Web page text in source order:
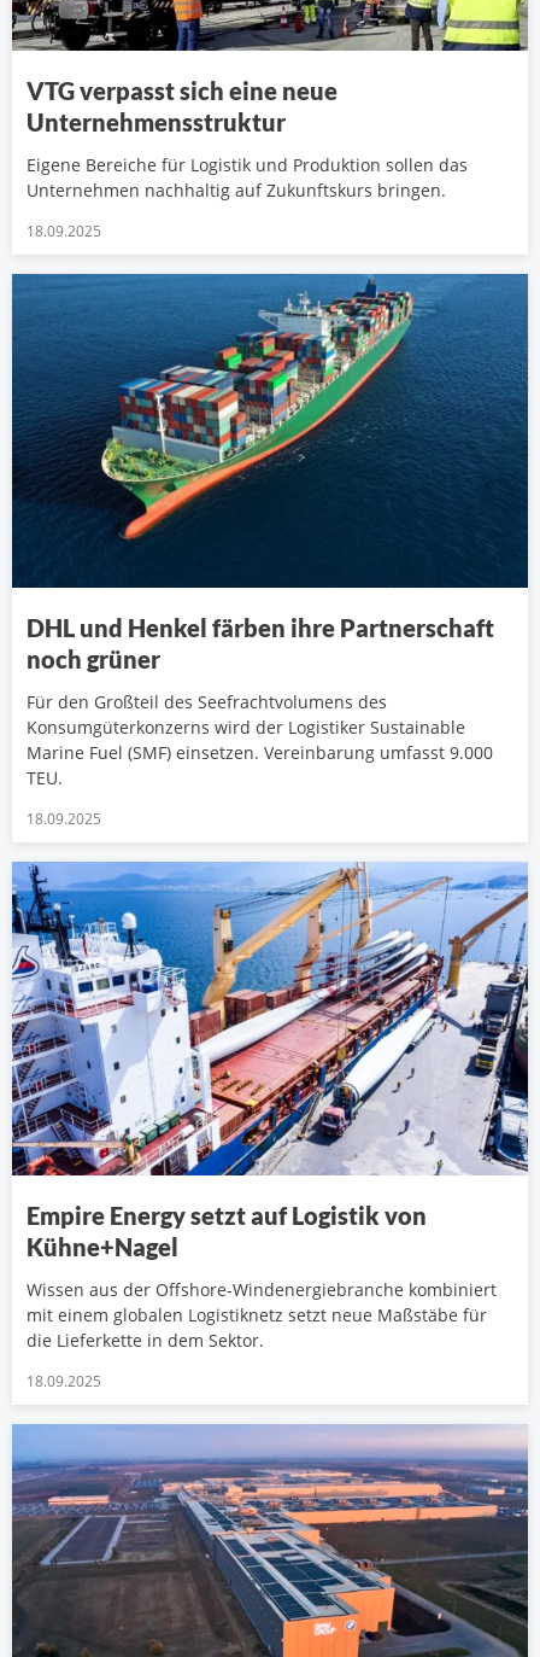
VTG verpasst sich eine neue
Unternehmensstruktur
Eigene Bereiche für Logistik und Produktion sollen das
Unternehmen nachhaltig auf Zukunftskurs bringen.
18.09.2025
DHL und Henkel färben ihre Partnerschaft
noch grüner
Für den Großteil des Seefrachtvolumens des
Konsumgüterkonzerns wird der Logistiker Sustainable
Marine Fuel (SMF) einsetzen. Vereinbarung umfasst 9.000
TEU.
18.09.2025
Empire Energy setzt auf Logistik von
Kühne+Nagel
Wissen aus der Offshore-Windenergiebranche kombiniert
mit einem globalen Logistiknetz setzt neue Maßstäbe für
die Lieferkette in dem Sektor.
18.09.2025